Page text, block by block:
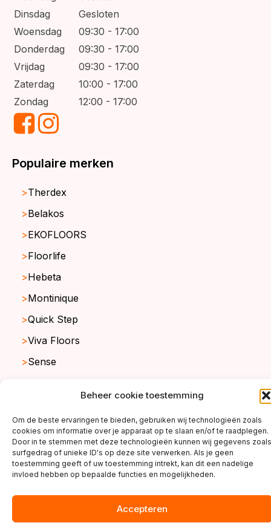
Beheer cookie toestemming
Om de beste ervaringen te bieden, gebruiken wij technologieën zoals
cookies om informatie over je apparaat op te slaan en/of te raadplegen.
Door in te stemmen met deze technologieën kunnen wij gegevens zoals
surfgedrag of unieke ID's op deze site verwerken. Als je geen
toestemming geeft of uw toestemming intrekt, kan dit een nadelige
invloed hebben op bepaalde functies en mogelijkheden.
Accepteren
Dinsdag
Gesloten
Woensdag
09:30 - 17:00
Donderdag
09:30 - 17:00
Vrijdag
09:30 - 17:00
Zaterdag
10:00 - 17:00
Zondag
12:00 - 17:00
Populaire merken
Therdex
Belakos
EKOFLOORS
Floorlife
Hebeta
Montinique
Quick Step
Viva Floors
Sense
copyright ©2026